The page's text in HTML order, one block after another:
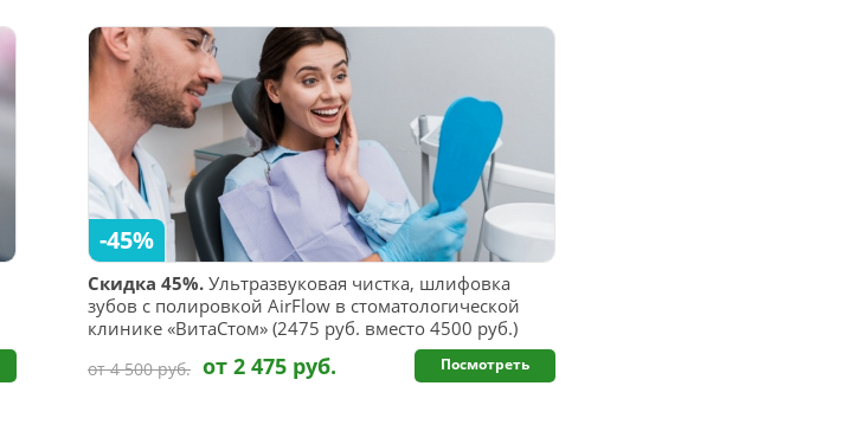
Скидка 45%. Ультразвуковая чистка, шлифовка
зубов с полировкой AirFlow в стоматологической
клинике «ВитаСтом» (2475 руб. вместо 4500 руб.)
-45%
от 4 500 руб. от 2 475 руб. Посмотреть